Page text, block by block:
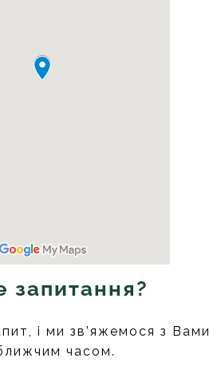
запитання?
і ми зв’яжемося з Вами
часом.